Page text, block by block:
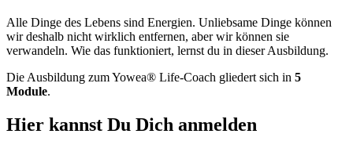
Alle Dinge des Lebens sind Energien. Unliebsame Dinge können
wir deshalb nicht wirklich entfernen, aber wir können sie
verwandeln. Wie das funktioniert, lernst du in dieser Ausbildung.
Die Ausbildung zum Yowea® Life-Coach gliedert sich in 5
Module.
Hier kannst Du Dich anmelden